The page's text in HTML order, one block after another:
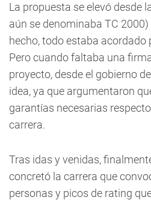
La propuesta se elevó desde
aún se denominaba TC
hecho, todo estaba acordado
Pero cuando faltaba una
proyecto, desde el gobierno
idea, ya que argumentaron
garantías necesarias
carrera.
Tras idas y venidas,
concretó la carrera que
personas y picos de rating